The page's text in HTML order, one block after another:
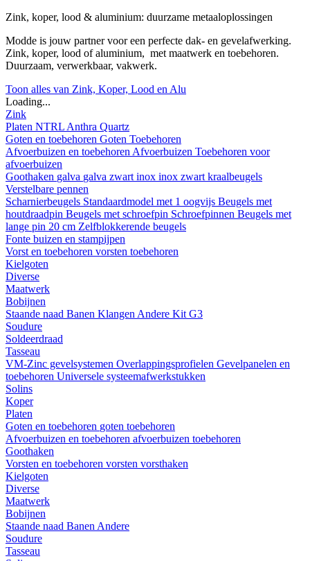
Zink, koper, lood & aluminium: duurzame metaaloplossingen
Modde is jouw partner voor een perfecte dak- en gevelafwerking.
Zink, koper, lood of aluminium, met maatwerk en toebehoren.
Duurzaam, verwerkbaar, vakwerk.
Toon alles van Zink, Koper, Lood en Alu
Loading...
Zink
Platen NTRL Anthra Quartz
Goten en toebehoren Goten Toebehoren
Afvoerbuizen en toebehoren Afvoerbuizen Toebehoren voor
afvoerbuizen
Goothaken galva galva zwart inox inox zwart kraalbeugels
Verstelbare pennen
Scharnierbeugels Standaardmodel met 1 oogvijs Beugels met
houtdraadpin Beugels met schroefpin Schroefpinnen Beugels met
lange pin 20 cm Zelfblokkerende beugels
Fonte buizen en stampijpen
Vorst en toebehoren vorsten toebehoren
Kielgoten
Diverse
Maatwerk
Bobijnen
Staande naad Banen Klangen Andere Kit G3
Soudure
Soldeerdraad
Tasseau
VM-Zinc gevelsystemen Overlappingsprofielen Gevelpanelen en
toebehoren Universele systeemafwerkstukken
Solins
Koper
Platen
Goten en toebehoren goten toebehoren
Afvoerbuizen en toebehoren afvoerbuizen toebehoren
Goothaken
Vorsten en toebehoren vorsten vorsthaken
Kielgoten
Diverse
Maatwerk
Bobijnen
Staande naad Banen Andere
Soudure
Tasseau